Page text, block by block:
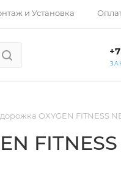
и Установка
OXYGEN FITNESS